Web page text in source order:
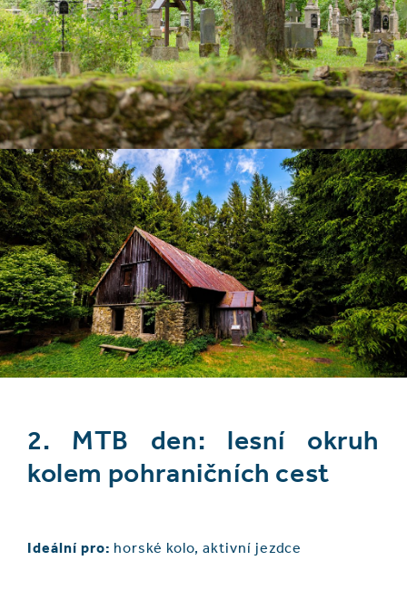
2. MTB den: lesní okruh
kolem pohraničních cest
Ideální pro: horské kolo, aktivní jezdce